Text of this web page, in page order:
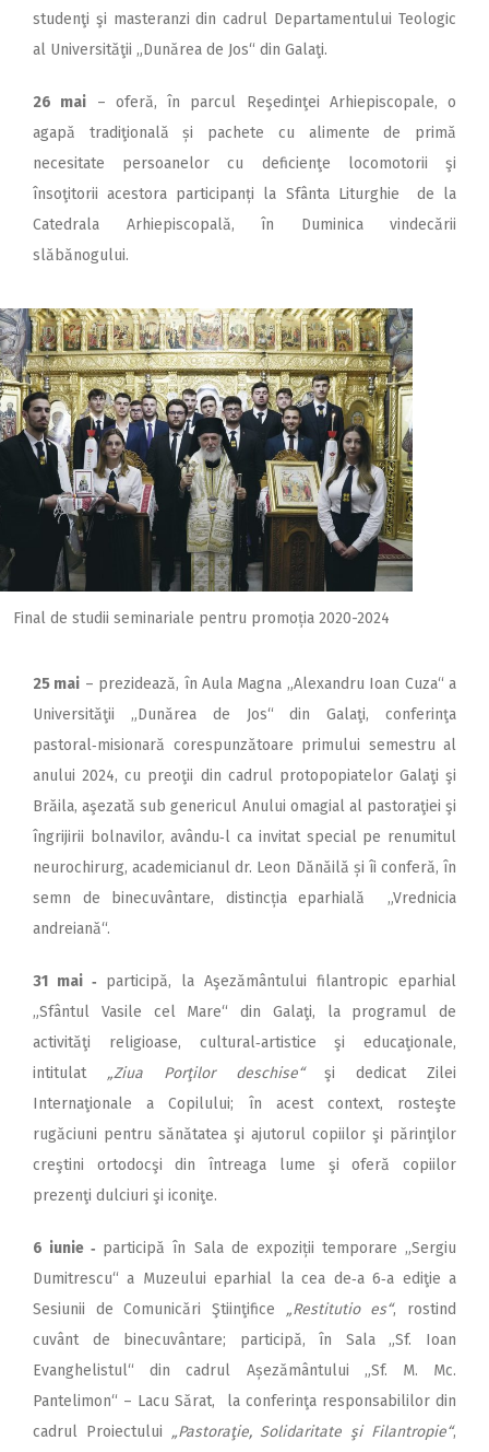
studenţi şi masteranzi din cadrul Departamentului Teologic
al Universităţii „Dunărea de Jos“ din Galaţi.
26 mai – oferă, în parcul Reşedinţei Arhiepiscopale, o
agapă tradiţională și pachete cu alimente de primă
necesitate persoanelor cu deficienţe locomotorii şi
însoţitorii acestora participanți la Sfânta Liturghie de la
Catedrala Arhiepiscopală, în Duminica vindecării
slăbănogului.
Final de studii seminariale pentru promoția 2020-2024
25 mai – prezidează, în Aula Magna „Alexandru Ioan Cuza“ a
Universităţii „Dunărea de Jos“ din Galaţi, conferinţa
pastoral‑misionară corespunzătoare primului semestru al
anului 2024, cu preoţii din cadrul protopopiatelor Galaţi şi
Brăila, aşezată sub genericul Anului omagial al pastoraţiei şi
îngrijirii bolnavilor, avându‑l ca invitat special pe renumitul
neurochirurg, academicianul dr. Leon Dănăilă și îi conferă, în
semn de binecuvântare, distincția eparhială „Vrednicia
andreiană“.
31 mai ‑ participă, la Aşezământului filantropic eparhial
„Sfântul Vasile cel Mare“ din Galaţi, la programul de
activităţi religioase, cultural‑artistice şi educaţionale,
intitulat „Ziua Porţilor deschise“şi dedicat Zilei
Internaţionale a Copilului; în acest context, rosteşte
rugăciuni pentru sănătatea şi ajutorul copiilor şi părinţilor
creştini ortodocşi din întreaga lume şi oferă copiilor
prezenţi dulciuri şi iconiţe.
6 iunie ‑ participă în Sala de expoziții temporare „Sergiu
Dumitrescu“ a Muzeului eparhial la cea de‑a 6‑a ediţie a
Sesiunii de Comunicări Ştiinţifice „Restitutio es“, rostind
cuvânt de binecuvântare; participă, în Sala „Sf. Ioan
Evanghelistul“ din cadrul Așezământului „Sf. M. Mc.
Pantelimon“ – Lacu Sărat, la conferinţa responsabililor din
cadrul Proiectului „Pastoraţie, Solidaritate şi Filantropie“,